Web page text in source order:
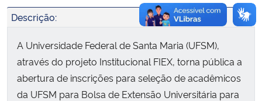
Advocacia-Geral da União
Banco Central do Brasil
Descrição:
A Universidade Federal de Santa Maria (UFSM),
através do projeto Institucional FIEX, torna pública a
abertura de inscrições para seleção de acadêmicos
da UFSM para Bolsa de Extensão Universitária para